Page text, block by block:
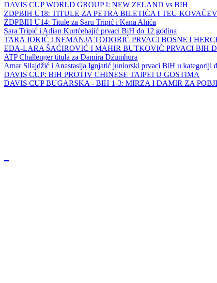
DAVIS CUP WORLD GROUP I: NEW ZELAND vs BIH
ZDPBIH U18: TITULE ZA PETRA BILETIĆA I TEU
ZDPBIH U14: Titule za Saru Tripić i Kana Ahića
Sara Tripić i Adian Kurtćehajić prvaci BiH do 12 godina
TARA JOKIĆ I NEMANJA TODORIĆ PRVACI BOSNE I
EDA-LARA ŠAĆIROVIĆ I MAHIR BUTKOVIĆ PRVACI BIH
ATP Challenger titula za Damira Džumhura
Amar Silajdžić i Anastasija Ignjatić juniorski prvaci BiH u kategoriji
DAVIS CUP: BIH PROTIV CHINESE TAIPEI U GOSTIMA
DAVIS CUP BUGARSKA - BIH 1-3: MIRZA I DAMIR ZA